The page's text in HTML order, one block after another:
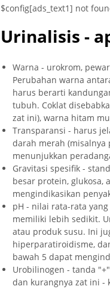
$config[ads_text1] not
Urinalisis -
Warna - urokrom,
Perubahan warna
harus berarti
tubuh. Coklat
zat ini), warna hitam
Transparansi - harus
darah merah (misalnya
menunjukkan
Gravitasi spesifik -
besar protein, glukosa,
mengindikasikan
pH - nilai rata-rata
memiliki lebih sedikit.
atau produk susu. Ini
hiperparatiroidisme,
bawah 5 dapat
Urobilinogen - tanda
dan kurangnya zat ini -